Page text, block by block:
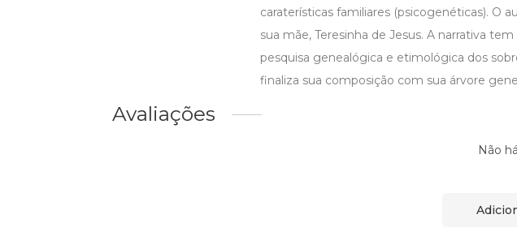
caraterísticas familiares (psicogenéticas). O
sua mãe, Teresinha de Jesus. A narrativa
pesquisa genealógica e etimológica dos
finaliza sua composição com sua árvore
Avaliações
Não